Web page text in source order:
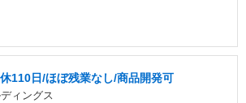
110日/ほぼ残業なし/商品開発可
ィングス